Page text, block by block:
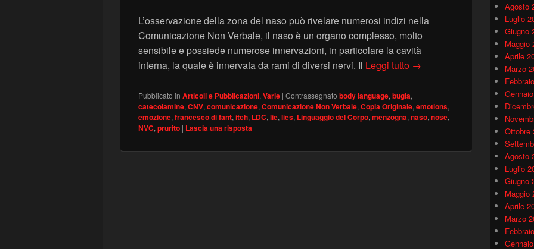
L’osservazione della zona del naso può rivelare numerosi indizi nella
Comunicazione Non Verbale, il naso è un organo complesso, molto
sensibile e possiede numerose innervazioni, in particolare la cavità
interna, la quale è innervata da rami di diversi nervi. Il Leggi tutto Naso e prurito nel
→
Pubblicato in Articoli e Pubblicazioni, Varie | Contrassegnato body language, bugia,
catecolamine, CNV, comunicazione, Comunicazione Non Verbale, Copia Originale, emotions,
emozione, francesco di fant, itch, LDC, lie, lies, Linguaggio del Corpo, menzogna, naso, nose,
NVC, prurito | Lascia una risposta
Agosto
Luglio
Giugno
Maggio
Aprile
Marzo
Ottobre
Agosto
Luglio
Giugno
Maggio
Aprile
Marzo